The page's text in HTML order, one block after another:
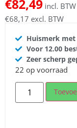
€82,49 incl. BTW
€68,17 excl. BTW
Huismerk met
Voor 12.00
Zeer scherp
22 op voorraad